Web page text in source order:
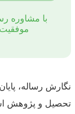
با مشاوره
نگارش رساله،
تحصیل و پژوهش